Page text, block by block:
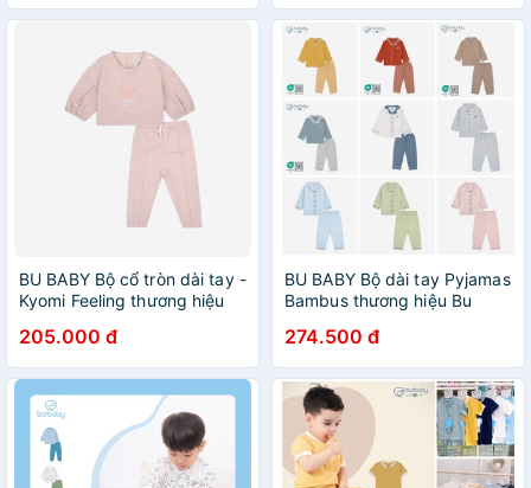
BU BABY Bộ cổ tròn dài tay -
Kyomi Feeling thương hiệu
205.000 đ
BU BABY Bộ dài tay Pyjamas
Bambus thương hiệu Bu
274.500 đ